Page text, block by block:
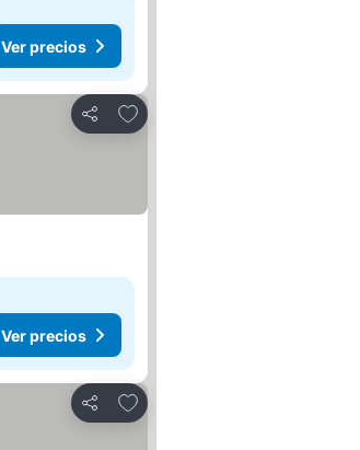
Ver precios
Compartir
Agregar a favoritos
Ver precios
Compartir
Agregar a favoritos